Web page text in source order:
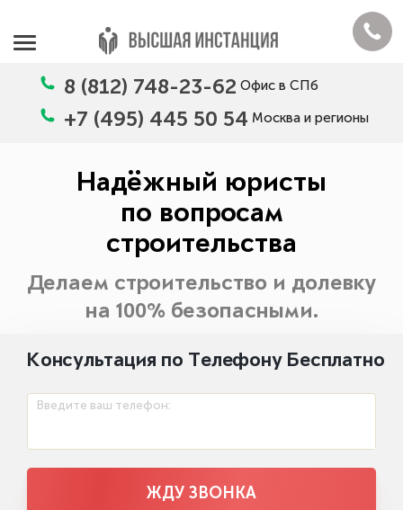
8 (812) 748-23-62 Офис в СПб
+7 (495) 445 50 54 Москва и регионы
Надёжный юристы
по вопросам
строительства
Делаем строительство и долевку
на 100% безопасными.
Консультация по Телефону Бесплатно
Введите ваш телефон:
ЖДУ ЗВОНКА